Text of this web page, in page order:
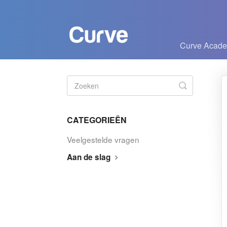
Curve
Zoeken
in-/
CATEGORIEËN
Veelgestelde vragen
Aan de slag